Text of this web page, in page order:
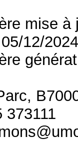
mise
12/
373111